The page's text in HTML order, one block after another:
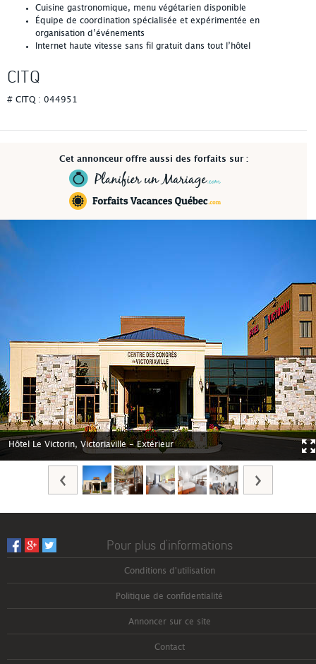
Cuisine gastronomique, menu végétarien disponible
Équipe de coordination spécialisée et expérimentée en
organisation d’événements
Internet haute vitesse sans fil gratuit dans tout l’hôtel
CITQ
# CITQ : 044951
Cet annonceur offre aussi des forfaits sur :
Hôtel Le Victorin, Victoriaville - Extérieur
Pour plus d’informations
Conditions d'utilisation
Politique de confidentialité
Annoncer sur ce site
Contact